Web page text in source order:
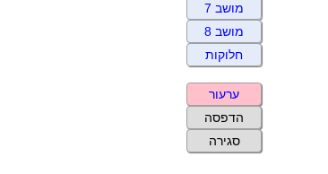
מושב 7
מושב 8
חלוקות
ערעור
הדפסה
סגירה